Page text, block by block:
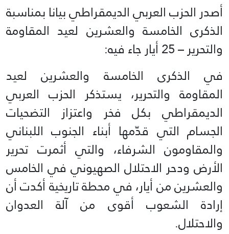
أصدر الحزب العربي الديمقراطي بيانا بمناسبة
الذكرى الخامسة والعشرين لعيد المقاومة
والتحرير – 25 أيار جاء فيه:
في الذكرى الخامسة والعشرين لعيد
المقاومة والتحرير، يستذكر الحزب العربي
الديمقراطي بكل فخر واعتزاز التضحيات
الجسام التي قدّمها أبناء الجنوب اللبناني
والمقاومون الشرفاء، والتي أثمرت تحرير
الأرض ودحر الاحتلال الصهيوني في الخامس
والعشرين من أيار، في محطة تاريخية أكدت أن
إرادة الشعوب أقوى من آلة العدوان
والاحتلال.